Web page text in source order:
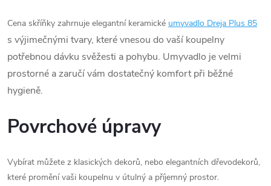
Cena skříňky zahrnuje elegantní keramické umyvadlo Dreja Plus 85
s výjimečnými tvary, které vnesou do vaší koupelny
potřebnou dávku svěžesti a pohybu. Umyvadlo je velmi
prostorné a zaručí vám dostatečný komfort při běžné
hygieně.
Povrchové úpravy
Vybírat můžete z klasických dekorů, nebo elegantních dřevodekorů,
které promění vaši koupelnu v útulný a příjemný prostor.